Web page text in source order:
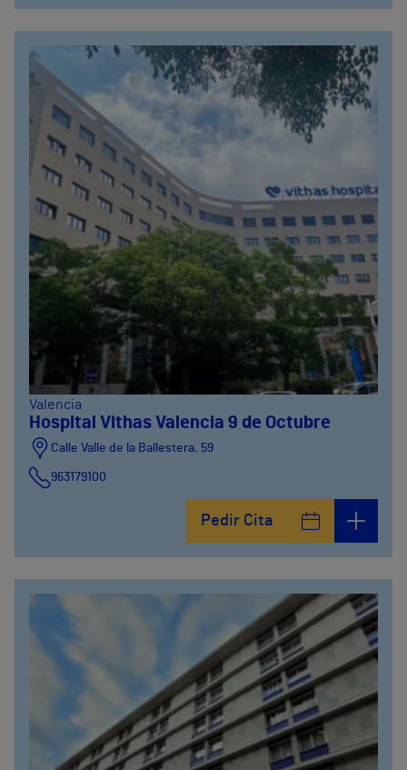
Valencia
Hospital Vithas Valencia 9 de Octubre
Calle Valle de la Ballestera, 59
963179100
Pedir Cita